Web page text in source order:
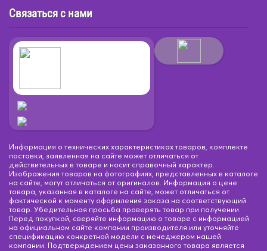
Связаться с нами
Информация о технических характеристиках товаров, комплекте
поставки, заявленная на сайте может отличаться от
действительных в товаре и носит справочный характер.
Изображения товаров на фотографиях, представленных в каталоге
на сайте, могут отличаться от оригиналов. Информация о цене
товара, указанная в каталоге на сайте, может отличаться от
фактической к моменту оформления заказа на соответствующий
товар. Убедительная просьба проверять товар при получении.
Перед покупкой, сверяйте информацию о товаре с информацией
на официальном сайте компании производителя или уточняйте
спецификацию конкретной модели с менеджером нашей
компании. Подтверждением цены заказанного товара является